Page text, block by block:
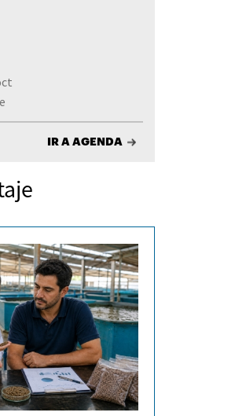
IR A AGENDA